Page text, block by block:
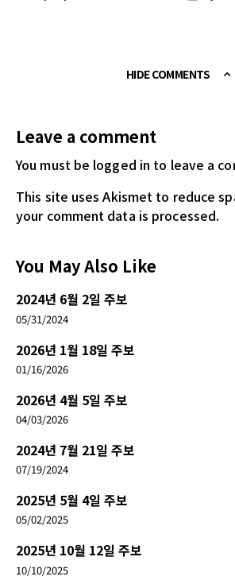
HIDE COMMENTS
Leave a comment
You must be logged in to leave a
This site uses Akismet to reduce
your comment data is processed.
You May Also Like
2024년 6월 2일 주보
05/31/2024
2026년 1월 18일 주보
01/16/2026
2026년 4월 5일 주보
04/03/2026
2024년 7월 21일 주보
07/19/2024
2025년 5월 4일 주보
05/02/2025
2025년 10월 12일 주보
10/10/2025